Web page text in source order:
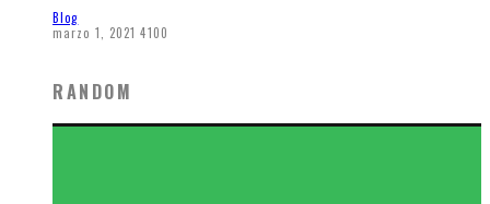
Blog
marzo 1, 2021 4100
RANDOM